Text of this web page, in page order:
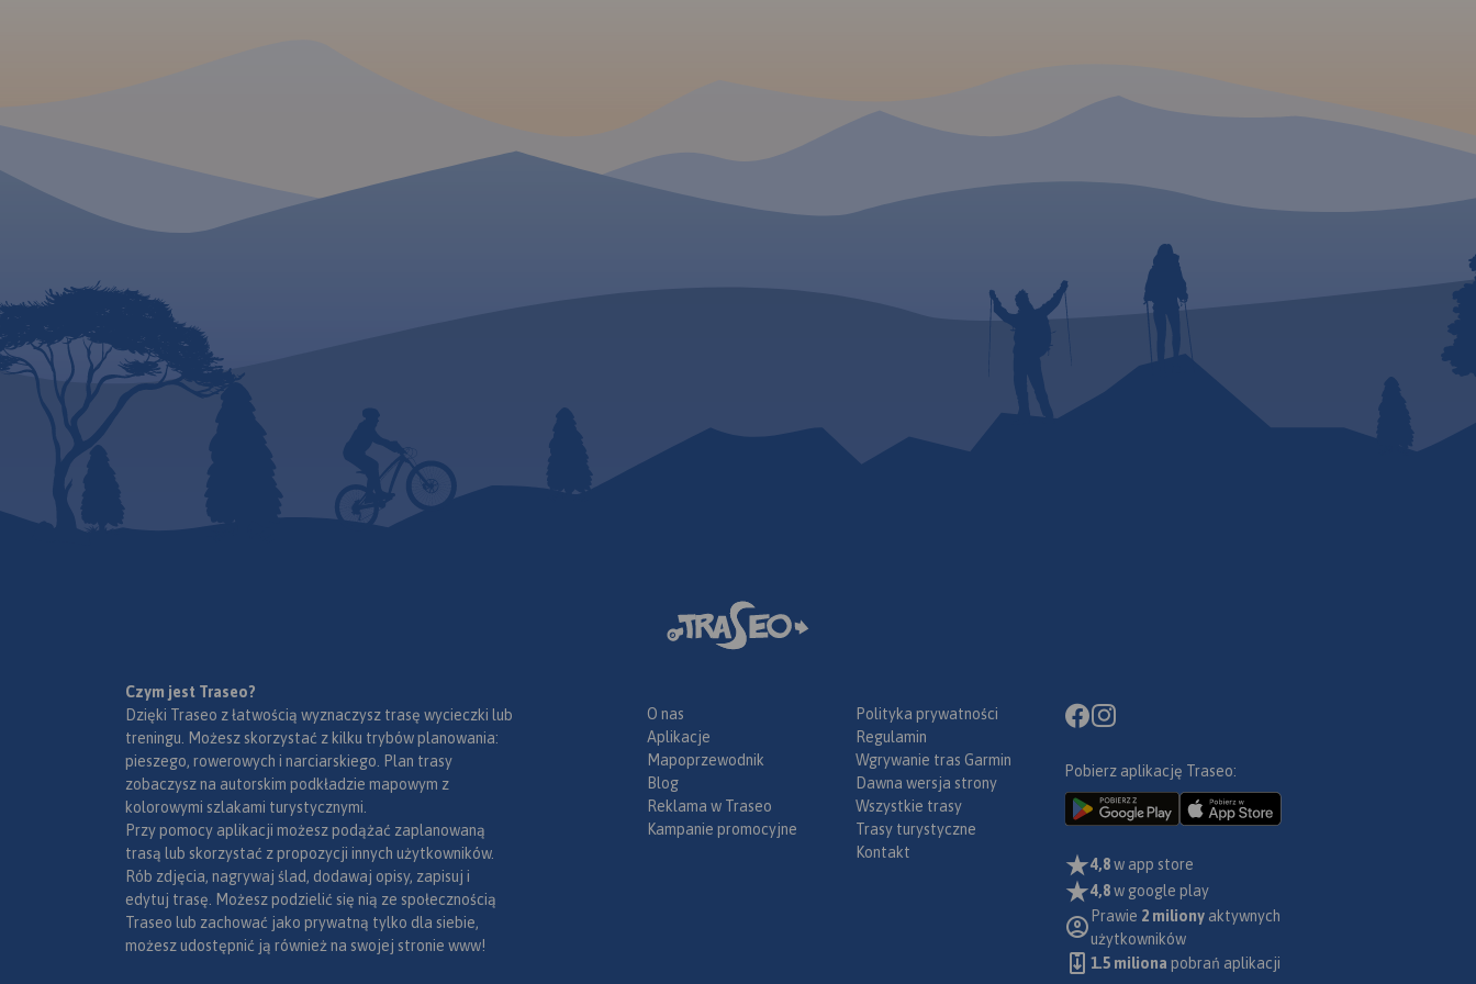
Czym jest Traseo?
Dzięki Traseo z łatwością wyznaczysz trasę wycieczki lub
treningu. Możesz skorzystać z kilku trybów planowania:
pieszego, rowerowych i narciarskiego. Plan trasy
zobaczysz na autorskim podkładzie mapowym z
kolorowymi szlakami turystycznymi.
Przy pomocy aplikacji możesz podążać zaplanowaną
trasą lub skorzystać z propozycji innych użytkowników.
Rób zdjęcia, nagrywaj ślad, dodawaj opisy, zapisuj i
edytuj trasę. Możesz podzielić się nią ze społecznością
Traseo lub zachować jako prywatną tylko dla siebie,
możesz udostępnić ją również na swojej stronie www!
O nas
Aplikacje
Mapoprzewodnik
Blog
Reklama w Traseo
Kampanie promocyjne
Polityka prywatności
Regulamin
Wgrywanie tras Garmin
Dawna wersja strony
Wszystkie trasy
Trasy turystyczne
Kontakt
Pobierz aplikację Traseo:
4,8w app store
4,8w google play
Prawie 2 miliony aktywnych
użytkowników
1.5 miliona pobrań aplikacji